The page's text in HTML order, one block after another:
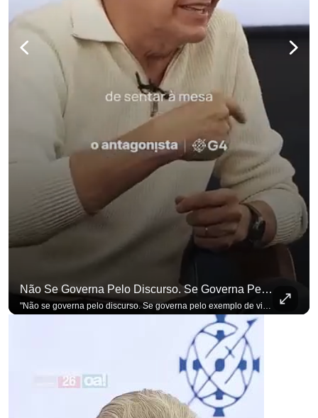
Não Se Governa Pelo Discurso. Se Governa Pelo Exemplo De Vida", Alfineta Ronaldo Caiado
"Não se governa pelo discurso. Se governa pelo exemplo de vida", alfineta Ronaldo Caiado, respondendo a empresários na primeira Sabatina Presidencial com a pauta definida por quem constrói o país. Se você busca informação com credibilidade, inscreva-se agora e ative o
para não perder nenhuma